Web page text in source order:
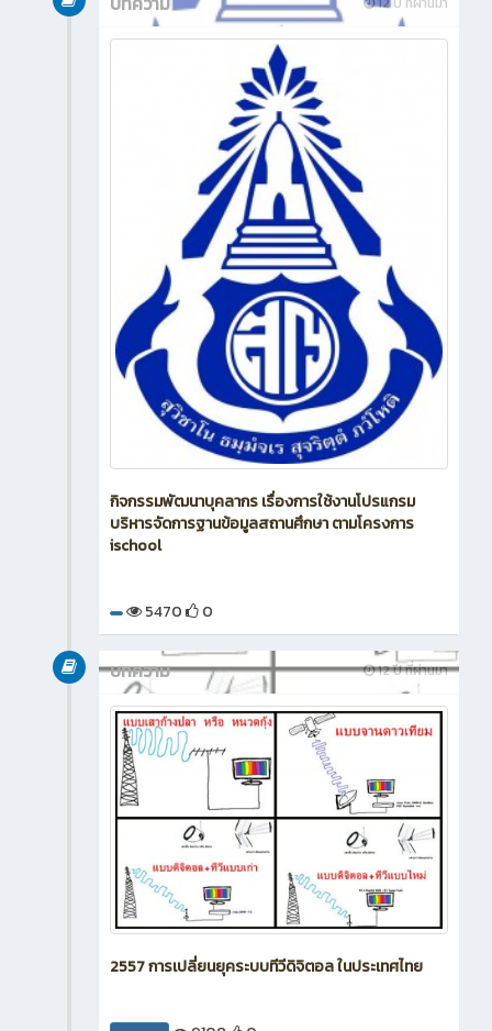
กิจกรรมพัฒนาบุคลากร เรื่องการใช้งานโปรแกรม
บริหารจัดการฐานข้อมูลสถานศึกษา ตามโครงการ
ischool
5470 0
12 ปี ที่ผ่านมา
บทความ
2557 การเปลี่ยนยุคระบบทีวีดิจิตอล ในประเทศไทย